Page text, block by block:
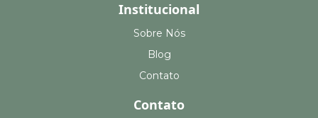
Institucional
Sobre Nós
Blog
Contato
Contato